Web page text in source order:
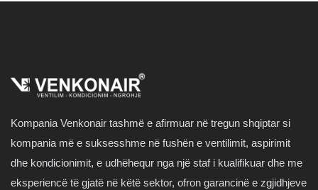
Kompania Venkonair tashmë e afirmuar në tregun shqiptar si
kompania më e suksesshme në fushën e ventilimit, aspirimit
dhe kondicionimit, e udhëhequr nga një staf i kualifikuar dhe me
eksperiencë të gjatë në këtë sektor, ofron garancinë e zgjidhjeve